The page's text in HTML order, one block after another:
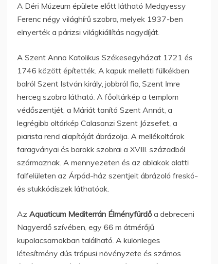
A Déri Múzeum épülete előtt látható Medgyessy
Ferenc négy világhírű szobra, melyek 1937-ben
elnyerték a párizsi világkiállítás nagydíját.
A Szent Anna Katolikus Székesegyházat 1721 és
1746 között építették. A kapuk melletti fülkékben
balról Szent István király, jobbról fia, Szent Imre
herceg szobra látható. A főoltárkép a templom
védőszentjét, a Máriát tanító Szent Annát, a
legrégibb oltárkép Calasanzi Szent Józsefet, a
piarista rend alapítóját ábrázolja. A mellékoltárok
faragványai és barokk szobrai a XVIII. századból
származnak. A mennyezeten és az ablakok alatti
falfelületen az Árpád-ház szentjeit ábrázoló freskó-
és stukkódíszek láthatóak.
Az Aquaticum Mediterrán Élményfürdő a debreceni
Nagyerdő szívében, egy 66 m átmérőjű
kupolacsarnokban található. A különleges
létesítmény dús trópusi növényzete és számos